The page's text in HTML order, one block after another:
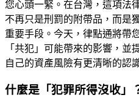
您心頭一緊。在台灣，這項法
不再只是刑罰的附帶品，而是
重要手段。今天，律點通將帶
「共犯」可能帶來的影響，並
自己的資產風險有更清晰的認
什麼是「犯罪所得沒收」